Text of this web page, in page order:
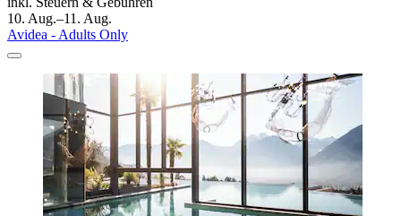
10. Aug.–11. Aug.
Avidea - Adults Only